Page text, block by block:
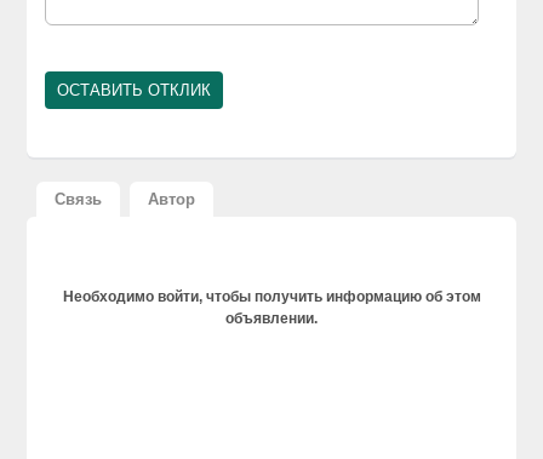
Связь Автор
Необходимо войти, чтобы получить информацию об этом
объявлении.